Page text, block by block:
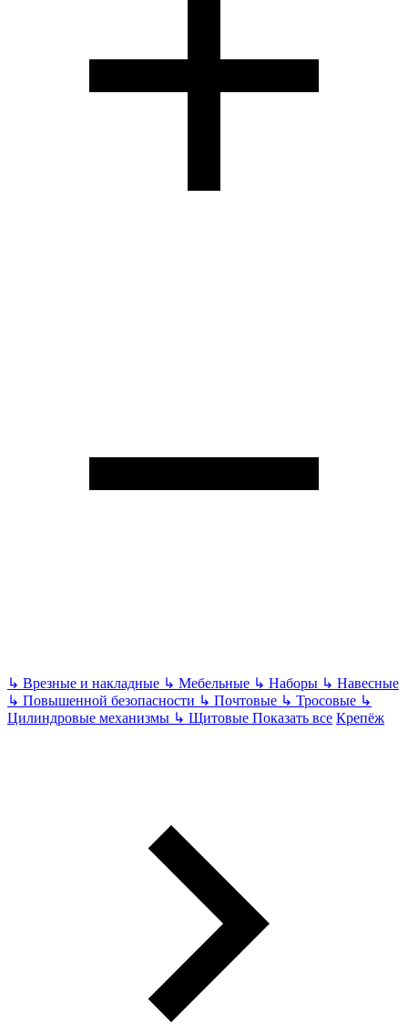
↳ Врезные и накладные ↳ Мебельные ↳ Наборы ↳ Навесные
↳ Повышенной безопасности ↳ Почтовые ↳ Тросовые ↳
Цилиндровые механизмы ↳ Щитовые Показать все Крепёж